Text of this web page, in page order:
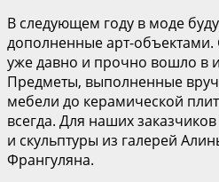
В следующем году в моде
дополненные арт-объектами.
уже давно и прочно вошло в
Предметы, выполненные
мебели до керамической
всегда. Для наших
и скульптуры из галерей
Франгуляна.